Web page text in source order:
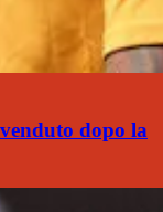
dopo la